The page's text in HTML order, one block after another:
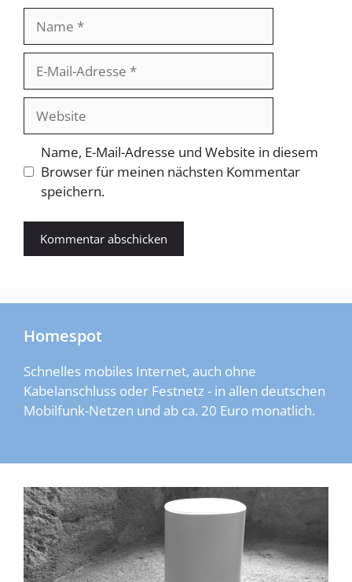
Mail-
Adresse
Website
Name, E-Mail-Adresse und Website in diesem
Browser für meinen nächsten Kommentar
speichern.
Homespot
Schnelles mobiles Internet, auch ohne
Kabelanschluss oder Festnetz - in allen deutschen
Mobilfunk-Netzen und ab ca. 20 Euro monatlich.